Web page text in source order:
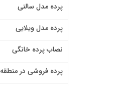
پرده مدل سالنی
پرده مدل ویلایی
نصاب پرده خانگی
پرده فروشی در منطقه